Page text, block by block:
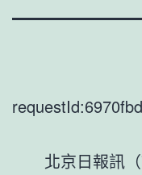
北京日報訊（